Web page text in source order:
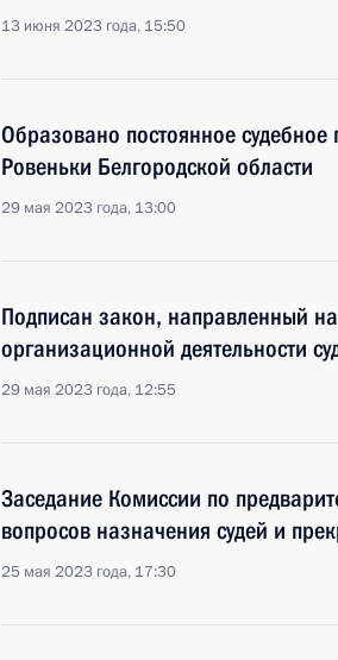
13 июня 2023 года, 15:50
Образовано постоянное судебное
Ровеньки Белгородской области
29 мая 2023 года, 13:00
Подписан закон, направленный
организационной деятельности
29 мая 2023 года, 12:55
Заседание Комиссии по
вопросов назначения судей и
25 мая 2023 года, 17:30